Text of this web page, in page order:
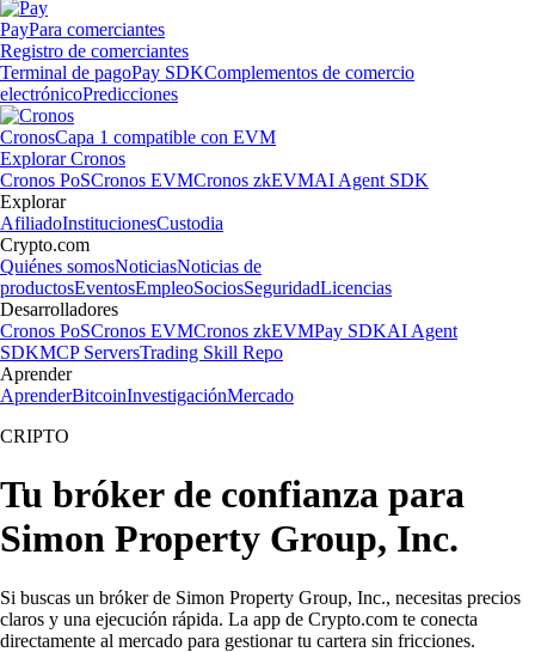
PayPara comerciantes
Registro de comerciantes
Terminal de pagoPay SDKComplementos de comercio
electrónicoPredicciones
CronosCapa 1 compatible con EVM
Explorar Cronos
Cronos PoSCronos EVMCronos zkEVMAI Agent SDK
Explorar
AfiliadoInstitucionesCustodia
Crypto.com
Quiénes somosNoticiasNoticias de
productosEventosEmpleoSociosSeguridadLicencias
Desarrolladores
Cronos PoSCronos EVMCronos zkEVMPay SDKAI Agent
SDKMCP ServersTrading Skill Repo
Aprender
AprenderBitcoinInvestigaciónMercado
CRIPTO
Tu bróker de confianza para
Simon Property Group, Inc.
Si buscas un bróker de Simon Property Group, Inc., necesitas precios
claros y una ejecución rápida. La app de Crypto.com te conecta
directamente al mercado para gestionar tu cartera sin fricciones.